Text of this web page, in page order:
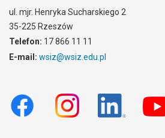
ul. mjr. Henryka Sucharskiego 2
35-225 Rzeszów
Telefon: 17 866 11 11
E-mail: wsiz@wsiz.edu.pl